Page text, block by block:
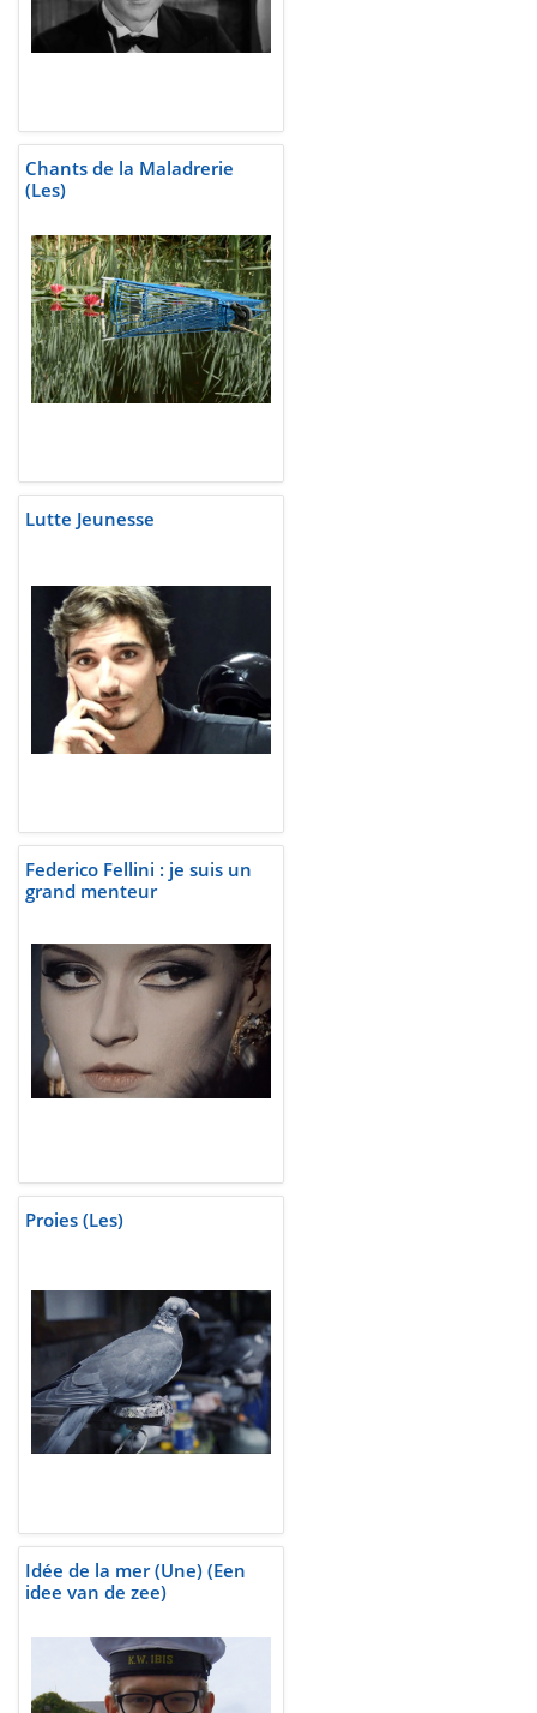
Chants de la Maladrerie
(Les)
Lutte Jeunesse
Federico Fellini : je suis un
grand menteur
Proies (Les)
Idée de la mer (Une) (Een
idee van de zee)